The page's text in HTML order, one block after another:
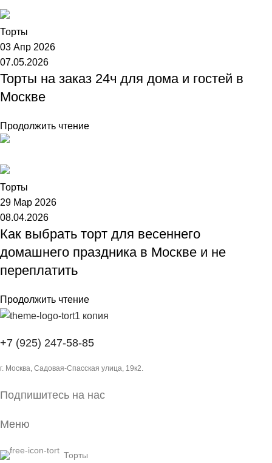
Торты
03 Апр 2026
07.05.2026
Торты на заказ 24ч для дома и гостей в
Москве
Продолжить чтение
Торты
29 Мар 2026
08.04.2026
Как выбрать торт для весеннего
домашнего праздника в Москве и не
переплатить
Продолжить чтение
+7 (925) 247-58-85
г. Москва, Садовая-Спасская улица, 19к2.
Подпишитесь на нас
Меню
Торты